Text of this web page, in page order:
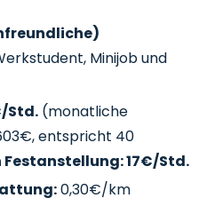
Minijob und
Std. (monatliche
entspricht 40
Festanstellung: 17€/Std.
0,30€/km